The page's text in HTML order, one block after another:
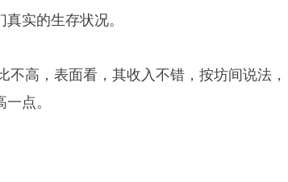
实的生存状况。
高，表面看，其收入不错，按坊间说法，
点。